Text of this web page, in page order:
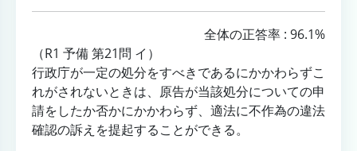
全体の正答率 : 96.1%
（R1 予備 第21問 イ）
行政庁が一定の処分をすべきであるにかかわらずこ
れがされないときは、原告が当該処分についての申
請をしたか否かにかかわらず、適法に不作為の違法
確認の訴えを提起することができる。